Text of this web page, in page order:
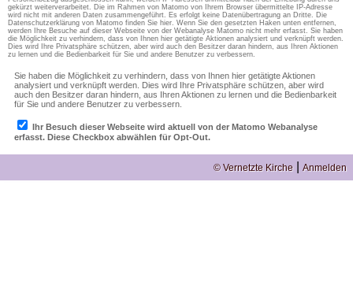
gekürzt weiterverarbeitet. Die im Rahmen von Matomo von Ihrem Browser übermittelte IP-Adresse
wird nicht mit anderen Daten zusammengeführt. Es erfolgt keine Datenübertragung an Dritte. Die
Datenschutzerklärung von Matomo finden Sie hier. Wenn Sie den gesetzten Haken unten entfernen,
werden Ihre Besuche auf dieser Webseite von der Webanalyse Matomo nicht mehr erfasst. Sie haben
die Möglichkeit zu verhindern, dass von Ihnen hier getätigte Aktionen analysiert und verknüpft werden.
Dies wird Ihre Privatsphäre schützen, aber wird auch den Besitzer daran hindern, aus Ihren Aktionen
zu lernen und die Bedienbarkeit für Sie und andere Benutzer zu verbessern.
© Vernetzte Kirche Anmelden